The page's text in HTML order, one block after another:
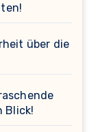
über die
Blick!